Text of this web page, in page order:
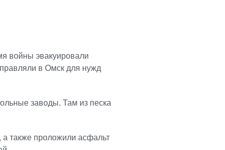
войны эвакуировали
в Омск для нужд
заводы. Там из песка
а также проложили асфальт